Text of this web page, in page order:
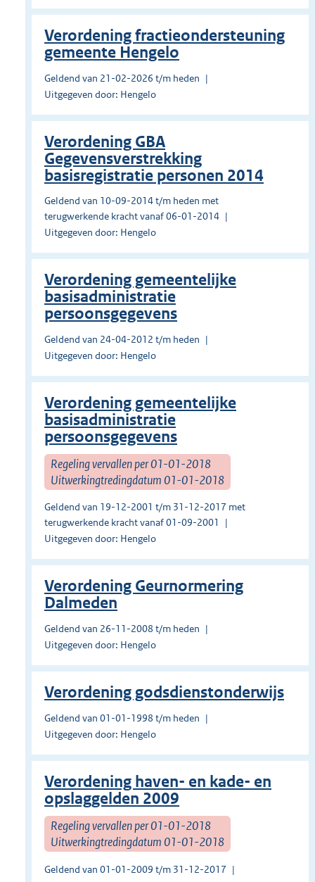
Verordening fractieondersteuning
gemeente Hengelo
Geldend van 21-02-2026 t/m heden
Uitgegeven door: Hengelo
Verordening GBA
Gegevensverstrekking
basisregistratie personen 2014
Geldend van 10-09-2014 t/m heden met
terugwerkende kracht vanaf 06-01-2014
Uitgegeven door: Hengelo
Verordening gemeentelijke
basisadministratie
persoonsgegevens
Geldend van 24-04-2012 t/m heden
Uitgegeven door: Hengelo
Verordening gemeentelijke
basisadministratie
persoonsgegevens
Regeling vervallen per 01-01-2018
Uitwerkingtredingdatum 01-01-2018
Geldend van 19-12-2001 t/m 31-12-2017 met
terugwerkende kracht vanaf 01-09-2001
Uitgegeven door: Hengelo
Verordening Geurnormering
Dalmeden
Geldend van 26-11-2008 t/m heden
Uitgegeven door: Hengelo
Verordening godsdienstonderwijs
Geldend van 01-01-1998 t/m heden
Uitgegeven door: Hengelo
Verordening haven- en kade- en
opslaggelden 2009
Regeling vervallen per 01-01-2018
Uitwerkingtredingdatum 01-01-2018
Geldend van 01-01-2009 t/m 31-12-2017